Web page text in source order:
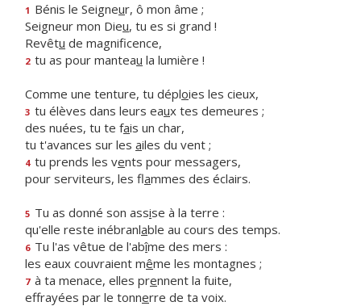
1 Bénis le Seigneur, ô mon âme ;
Seigneur mon Dieu, tu es si grand !
Revêtu de magnificence,
2 tu as pour manteau la lumière !
Comme une tenture, tu déploies les cieux,
3 tu élèves dans leurs eaux tes demeures ;
des nuées, tu te fais un char,
tu t'avances sur les ailes du vent ;
4 tu prends les vents pour messagers,
pour serviteurs, les flammes des éclairs.
5 Tu as donné son assise à la terre :
qu'elle reste inébranlable au cours des temps.
6 Tu l'as vêtue de l'abîme des mers :
les eaux couvraient même les montagnes ;
7 à ta menace, elles prennent la fuite,
effrayées par le tonnerre de ta voix.